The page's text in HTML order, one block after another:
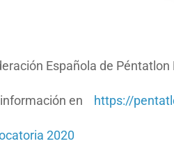
Española de
en https://
2020